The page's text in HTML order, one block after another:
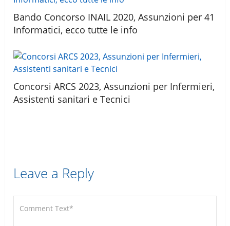
Bando Concorso INAIL 2020, Assunzioni per 41
Informatici, ecco tutte le info
Concorsi ARCS 2023, Assunzioni per Infermieri,
Assistenti sanitari e Tecnici
Leave a Reply